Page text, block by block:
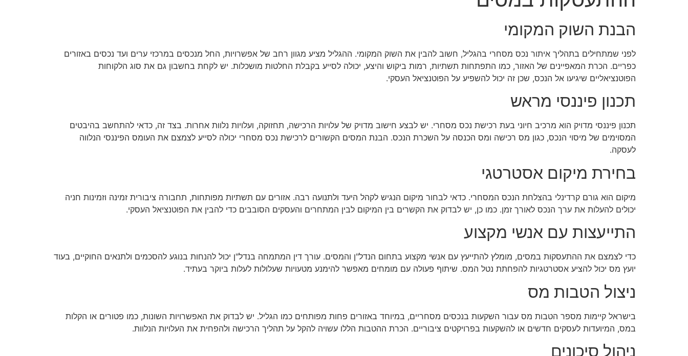
הבנת השוק המקומי
לפני שמתחילים בתהליך איתור נכס מסחרי בהגליל, חשוב להבין את השוק המקומי. ההגליל מציע מגוון רחב של אפשרויות, החל מנכסים במרכזי ערים ועד נכסים באזורים
כפריים. הכרת המאפיינים של האזור, כמו התפתחות תשתיות, רמות ביקוש והיצע, יכולה לסייע בקבלת החלטות מושכלות. יש לקחת בחשבון גם את סוג הלקוחות
הפוטנציאליים שיגיעו אל הנכס, שכן זה יכול להשפיע על הפוטנציאל העסקי.
תכנון פיננסי מראש
תכנון פיננסי מדויק הוא מרכיב חיוני בעת רכישת נכס מסחרי. יש לבצע חישוב מדויק של עלויות הרכישה, תחזוקה, ועלויות נלוות אחרות. בצד זה, כדאי להתחשב בהיבטים
המסוימים של מיסוי הנכס, כגון מס רכישה ומס הכנסה על השכרת הנכס. הבנת המסים הקשורים לרכישת נכס מסחרי יכולה לסייע לצמצם את העומס הפיננסי הנלווה
לעסקה.
בחירת מיקום אסטרטגי
מיקום הוא גורם קרדינלי בהצלחת הנכס המסחרי. כדאי לבחור מיקום הנגיש לקהל היעד ולתנועה רבה. אזורים עם תשתיות מפותחות, תחבורה ציבורית זמינה וזמינות חניה
יכולים להעלות את ערך הנכס לאורך זמן. כמו כן, יש לבדוק את הקשרים בין המיקום לבין המתחרים והעסקים הסובבים כדי להבין את הפוטנציאל העסקי.
התייעצות עם אנשי מקצוע
כדי לצמצם את ההתעסקות במסים, מומלץ להתייעץ עם אנשי מקצוע בתחום הנדל"ן והמסים. עורך דין המתמחה בנדל"ן יכול להנחות בנוגע להסכמים ולתנאים החוקיים, בעוד
יועץ מס יכול להציע אסטרטגיות להפחתת נטל המס. שיתוף פעולה עם מומחים מאפשר להימנע מטעויות שעלולות לעלות ביוקר בעתיד.
ניצול הטבות מס
בישראל קיימות מספר הטבות מס עבור השקעות בנכסים מסחריים, במיוחד באזורים פחות מפותחים כמו הגליל. יש לבדוק את האפשרויות השונות, כמו פטורים או הקלות
במס, המיועדות לעסקים חדשים או להשקעות בפרויקטים ציבוריים. הכרת ההטבות הללו עשויה להקל על תהליך הרכישה ולהפחית את העלויות הנלוות.
ניהול סיכונים